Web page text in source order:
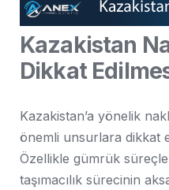
Kazakistan
Dikkat
Kazakistan’a yönelik
önemli unsurlara dikkat
Özellikle gümrük
taşımacılık sürecinin